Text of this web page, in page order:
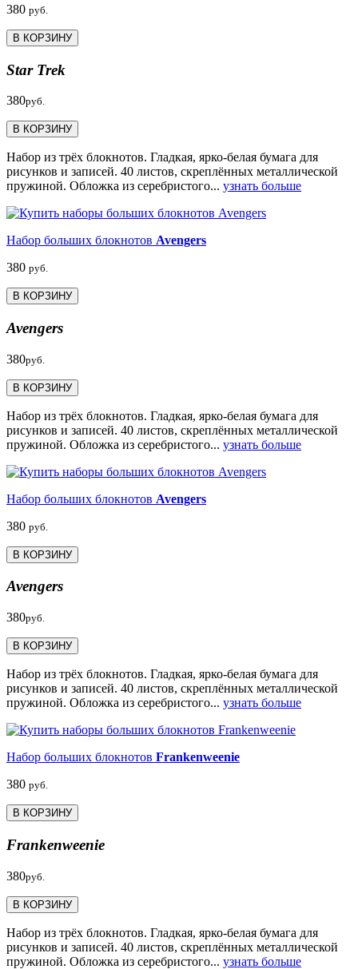
380 руб.
В КОРЗИНУ
Star Trek
380руб.
В КОРЗИНУ
Набор из трёх блокнотов. Гладкая, ярко-белая бумага для
рисунков и записей. 40 листов, скреплённых металлической
пружиной. Обложка из серебристого... узнать больше
Набор больших блокнотов Avengers
380 руб.
В КОРЗИНУ
Avengers
380руб.
В КОРЗИНУ
Набор из трёх блокнотов. Гладкая, ярко-белая бумага для
рисунков и записей. 40 листов, скреплённых металлической
пружиной. Обложка из серебристого... узнать больше
Набор больших блокнотов Avengers
380 руб.
В КОРЗИНУ
Avengers
380руб.
В КОРЗИНУ
Набор из трёх блокнотов. Гладкая, ярко-белая бумага для
рисунков и записей. 40 листов, скреплённых металлической
пружиной. Обложка из серебристого... узнать больше
Набор больших блокнотов Frankenweenie
380 руб.
В КОРЗИНУ
Frankenweenie
380руб.
В КОРЗИНУ
Набор из трёх блокнотов. Гладкая, ярко-белая бумага для
рисунков и записей. 40 листов, скреплённых металлической
пружиной. Обложка из серебристого... узнать больше